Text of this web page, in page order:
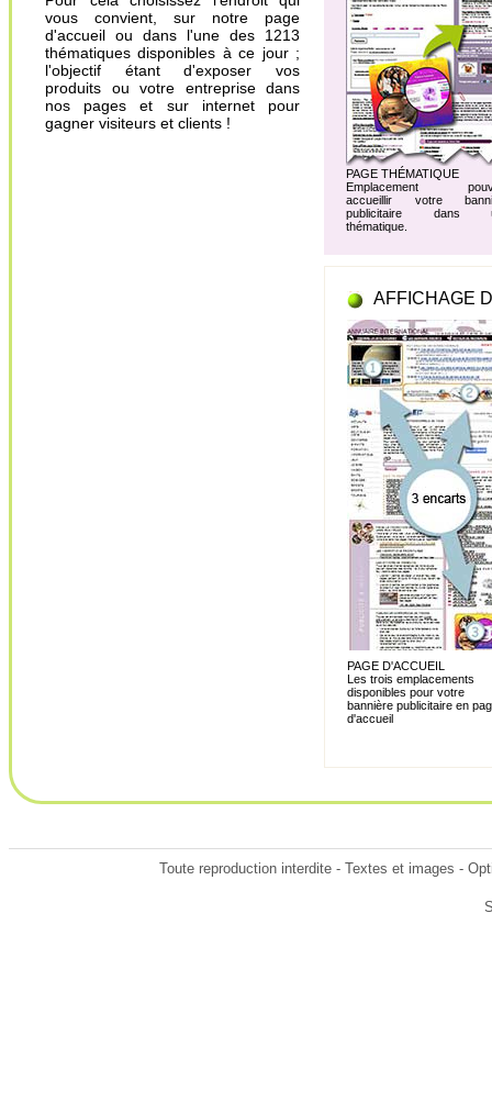
vous convient, sur notre page
d'accueil ou dans l'une des 1213
thématiques disponibles à ce jour ;
l'objectif étant d'exposer vos
produits ou votre entreprise dans
nos pages et sur internet pour
gagner visiteurs et clients !
PAGE THÉMATIQUE
Emplacement
accueillir votre
publicitaire dans
thématique.
AFFICHAGE
PAGE D'ACCUEIL
Les trois emplacements
disponibles pour votre
bannière publicitaire en
d'accueil
Toute reproduction interdite - Textes et images -